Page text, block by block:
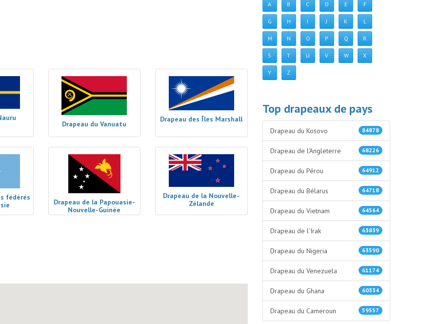
Drapeau du Vanuatu
Drapeau des Îles Marshall
fédérés
Drapeau de la Papouasie-
Nouvelle-Guinée
Drapeau de la Nouvelle-
Zélande
A B C D E F
G H I J K L
M N O P Q R
S T U V W X
Y Z
Top drapeaux de pays
84878
Drapeau du Kosovo
68226
Drapeau de l’Angleterre
64912
Drapeau du Pérou
64718
Drapeau du Bélarus
64564
Drapeau du Vietnam
63839
Drapeau de l’Irak
63590
Drapeau du Nigeria
61174
Drapeau du Venezuela
60334
Drapeau du Ghana
59557
Drapeau du Cameroun